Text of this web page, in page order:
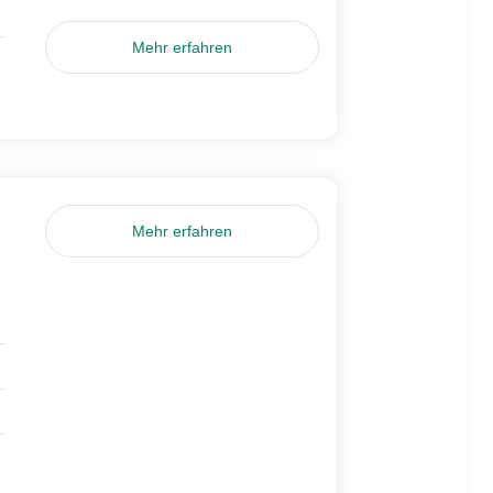
Mehr erfahren
Mehr erfahren